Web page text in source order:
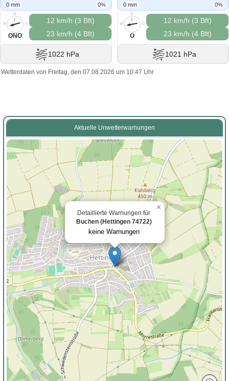
0 mm 0%
N
O
S
W
ONO
12 km/h (3 Bft)
23 km/h (4 Bft)
1022 hPa
0 mm 0%
N
O
S
W
O
12 km/h (3 Bft)
23 km/h (4 Bft)
1021 hPa
Wetterdaten von Freitag, den 07.08.2026 um 10:47 Uhr
Aktuelle Unwetterwarnungen
Detaillierte Warnungen für
Buchen (Hettingen 74722)
keine Warnungen
×